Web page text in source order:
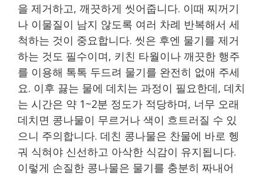
을 제거하고, 깨끗하게 씻어줍니다. 이때 찌꺼기
나 이물질이 남지 않도록 여러 차례 반복해서 세
척하는 것이 중요합니다. 씻은 후엔 물기를 제거
하는 것도 필수이며, 키친 타월이나 깨끗한 행주
를 이용해 톡톡 두드려 물기를 완전히 없애 주세
요. 이후 끓는 물에 데치는 과정이 필요한데, 데치
는 시간은 약 1~2분 정도가 적당하며, 너무 오래
데치면 콩나물이 무르거나 색이 흐트러질 수 있
으니 주의합니다. 데친 콩나물은 찬물에 바로 헹
궈 식혀야 신선하고 아삭한 식감이 유지됩니다.
이렇게 손질한 콩나물은 물기를 충분히 짜내어